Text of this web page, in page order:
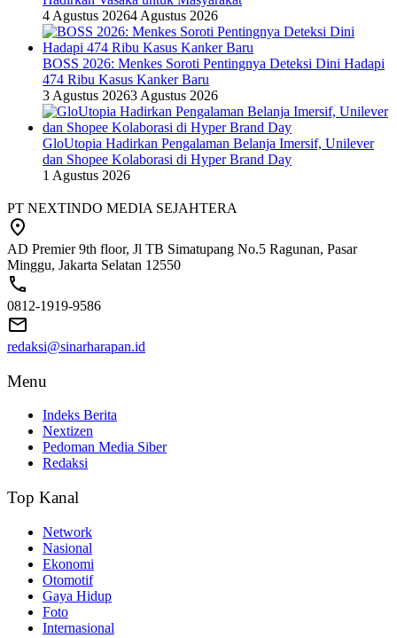
4 Agustus 20264 Agustus 2026
BOSS 2026: Menkes Soroti Pentingnya Deteksi Dini Hadapi
474 Ribu Kasus Kanker Baru
3 Agustus 20263 Agustus 2026
GloUtopia Hadirkan Pengalaman Belanja Imersif, Unilever
dan Shopee Kolaborasi di Hyper Brand Day
1 Agustus 2026
PT NEXTINDO MEDIA SEJAHTERA
AD Premier 9th floor, Jl TB Simatupang No.5 Ragunan, Pasar
Minggu, Jakarta Selatan 12550
0812-1919-9586
redaksi@sinarharapan.id
Menu
Indeks Berita
Nextizen
Pedoman Media Siber
Redaksi
Top Kanal
Network
Nasional
Ekonomi
Otomotif
Gaya Hidup
Foto
Internasional